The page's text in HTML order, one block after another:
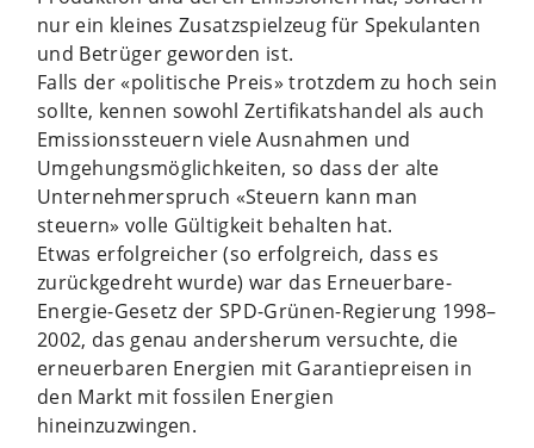
nur ein kleines Zusatzspielzeug für Spekulanten
und Betrüger geworden ist.
Falls der «politische Preis» trotzdem zu hoch sein
sollte, kennen sowohl Zertifikatshandel als auch
Emissionssteuern viele Ausnahmen und
Umgehungsmöglichkeiten, so dass der alte
Unternehmerspruch «Steuern kann man
steuern» volle Gültigkeit behalten hat.
Etwas erfolgreicher (so erfolgreich, dass es
zurückgedreht wurde) war das Erneuerbare-
Energie-Gesetz der SPD-Grünen-Regierung 1998–
2002, das genau andersherum versuchte, die
erneuerbaren Energien mit Garantiepreisen in
den Markt mit fossilen Energien
hineinzuzwingen.